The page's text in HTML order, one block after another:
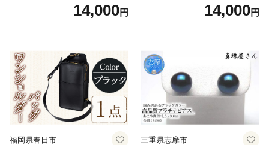
羽付き ナプキン 生理用品 サ
ニタリー ユニ・チャーム
14,000円
V2618P】Lサイズ クリアベ
ージュ3枚セット [№5716-04
14,000円
福岡県春日市 三重県志摩市